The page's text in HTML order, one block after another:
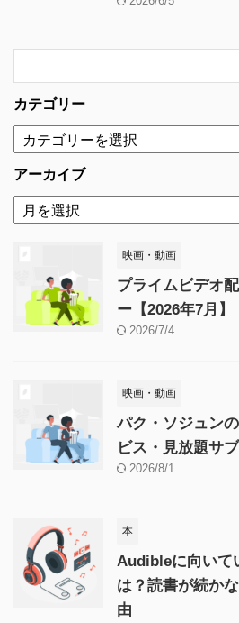
カテゴリー
アーカイブ
映画・動画
プライムビデオ
ー【2026年7月】
2026/7/4
映画・動画
パク・ソジュン
ビス・見放題サ
2026/8/1
本
Audibleに向いて
は？読書が続か
由